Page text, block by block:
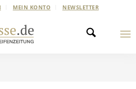
MEIN KONTO NEWSLETTER